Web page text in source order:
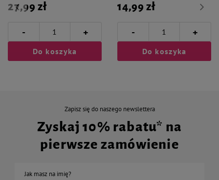
27,99 zł
- +
Do koszyka
14,99 zł
- +
Do koszyka
Zapisz się do naszego newslettera
Zyskaj 10% rabatu* na
pierwsze zamówienie
Jak masz na imię?